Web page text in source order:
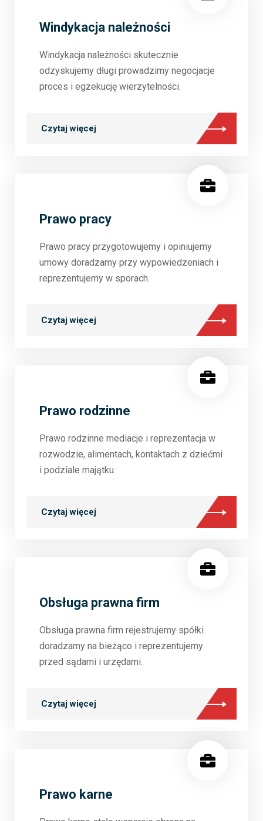
Windykacja należności
Windykacja należności skutecznie
odzyskujemy długi prowadzimy negocjacje
proces i egzekucję wierzytelności.
Czytaj więcej
Prawo pracy
Prawo pracy przygotowujemy i opiniujemy
umowy doradzamy przy wypowiedzeniach i
reprezentujemy w sporach.
Czytaj więcej
Prawo rodzinne
Prawo rodzinne mediacje i reprezentacja w
rozwodzie, alimentach, kontaktach z dziećmi
i podziale majątku.
Czytaj więcej
Obsługa prawna firm
Obsługa prawna firm rejestrujemy spółki
doradzamy na bieżąco i reprezentujemy
przed sądami i urzędami.
Czytaj więcej
Prawo karne